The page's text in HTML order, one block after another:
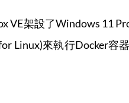
架設了Windows 11
Linux)來執行Docker容